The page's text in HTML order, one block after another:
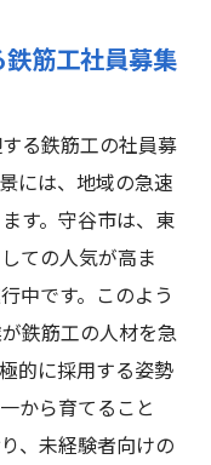
筋工求人守谷
修を通じて鉄筋
市の鉄筋工に成
工求人と実地研
がら鉄筋工にな
筋工社員募集
る鉄筋工の社員募
には、地域の急速
す。守谷市は、東
ての人気が高ま
中です。このよう
鉄筋工の人材を急
的に採用する姿勢
から育てること
、未経験者向けの